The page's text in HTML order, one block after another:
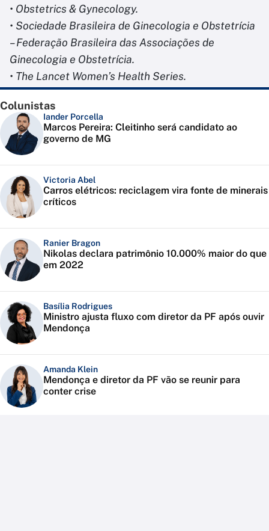
• Obstetrics & Gynecology.
• Sociedade Brasileira de Ginecologia e Obstetrícia
– Federação Brasileira das Associações de
Ginecologia e Obstetrícia.
• The Lancet Women’s Health Series.
Colunistas
Iander Porcella
Marcos Pereira: Cleitinho será candidato ao
governo de MG
Victoria Abel
Carros elétricos: reciclagem vira fonte de minerais
críticos
Ranier Bragon
Nikolas declara patrimônio 10.000% maior do que
em 2022
Basília Rodrigues
Ministro ajusta fluxo com diretor da PF após ouvir
Mendonça
Amanda Klein
Mendonça e diretor da PF vão se reunir para
conter crise